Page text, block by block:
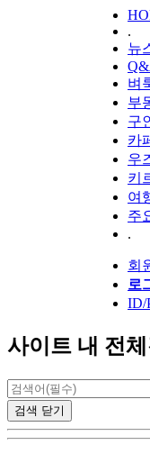
.
뉴
벼
부
구
카
우
키
여
주
.
회
로
ID/
사이트 내 전
검색 닫기